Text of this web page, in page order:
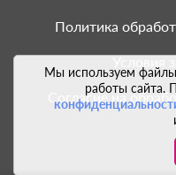
Мы используем
работы сайта.
Политика
Условия
Согласие на